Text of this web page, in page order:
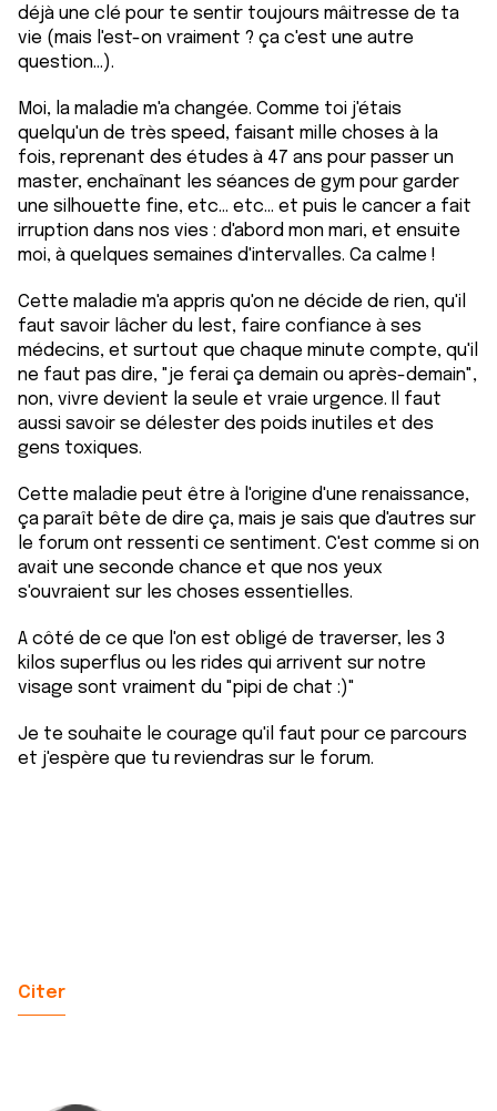
déjà une clé pour te sentir toujours mâitresse de ta
vie (mais l'est-on vraiment ? ça c'est une autre
question...).
Moi, la maladie m'a changée. Comme toi j'étais
quelqu'un de très speed, faisant mille choses à la
fois, reprenant des études à 47 ans pour passer un
master, enchaînant les séances de gym pour garder
une silhouette fine, etc... etc... et puis le cancer a fait
irruption dans nos vies : d'abord mon mari, et ensuite
moi, à quelques semaines d'intervalles. Ca calme !
Cette maladie m'a appris qu'on ne décide de rien, qu'il
faut savoir lâcher du lest, faire confiance à ses
médecins, et surtout que chaque minute compte, qu'il
ne faut pas dire, "je ferai ça demain ou après-demain",
non, vivre devient la seule et vraie urgence. Il faut
aussi savoir se délester des poids inutiles et des
gens toxiques.
Cette maladie peut être à l'origine d'une renaissance,
ça paraît bête de dire ça, mais je sais que d'autres sur
le forum ont ressenti ce sentiment. C'est comme si on
avait une seconde chance et que nos yeux
s'ouvraient sur les choses essentielles.
A côté de ce que l'on est obligé de traverser, les 3
kilos superflus ou les rides qui arrivent sur notre
visage sont vraiment du "pipi de chat :)"
Je te souhaite le courage qu'il faut pour ce parcours
et j'espère que tu reviendras sur le forum.
Citer